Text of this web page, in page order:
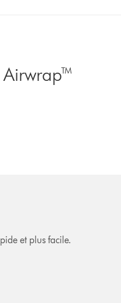
Airwrap™
et plus facile.